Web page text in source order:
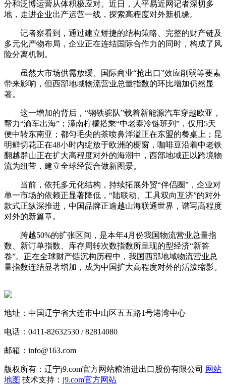
分和泛博运营从体积极应对。近日，人平易近网记者深切多
地，走进企业出产运营一线，探索高程度对外新机缘。
记者察看到，通过建立矫捷的结构策略、完整的财产链及
多元化产物布局，企业正在连结国际合作力的同时，构成了风
险分离机制。
虽然大市场供需放缓、国际商业“抢出口”效应削弱等要素
带来影响，但西部地域物流营业总量指数的环比增加仍然显
著。
这一增加的背后，“钢铁驼队”载着新能源汽车穿越欧亚，
帮力“渝车出海”；潼南柠檬搭乘“中老泰冷链班列”，仅用5天
便中转东南亚；都匀毛尖的茶喷鼻洋溢正在东盟的餐桌上；昆
明鲜切花正在48小时内绽放于欧洲的橱窗，咖啡豆沿着中老铁
翻越群山正在扩大高程度对外的海潮中，西部地域正以跨境物
流为纽带，建立全球经贸合做新图景。
当前，依托多元化结构，持续拓展外贸“伴侣圈”，企业对
单一市场的依赖正显著降低，“陆联动、工具双向互济”的对外
款式正纵深推进，中国品牌正逾越山海联通世界，谱写高程度
对外的新篇章。
跨越50%的扩张区间，是本年4月份我国物流营业总量指
数、新订单指数、库存周转次数指数所呈现的型经济“新答
卷”。正在全球财产链沉构历程中，我国西部地域物流营业总
量指数连结显著增加，成为中国扩大高程度对外的活泼缩影。
地址：中国辽宁省大连市中山区五五路1号港湾中心
电话：0411-82632530 / 82814080
邮箱：info@163.com
版权所有：辽宁j9.com官方网站粮油进出口股份有限公司 网站
地图 技术支持： j9.com官方网站